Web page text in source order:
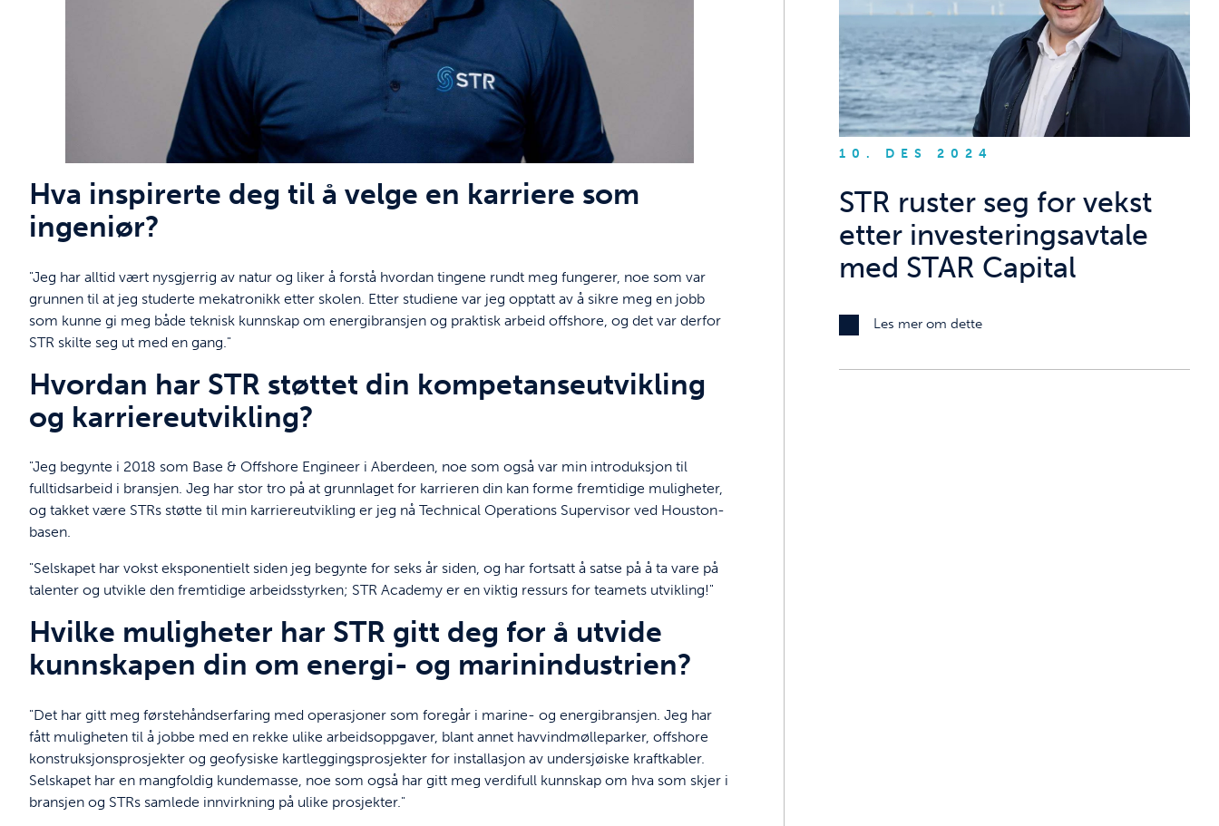
Hva inspirerte deg til å velge en karriere som
ingeniør?
"Jeg har alltid vært nysgjerrig av natur og liker å forstå hvordan tingene rundt meg fungerer, noe som var
grunnen til at jeg studerte mekatronikk etter skolen. Etter studiene var jeg opptatt av å sikre meg en jobb
som kunne gi meg både teknisk kunnskap om energibransjen og praktisk arbeid offshore, og det var derfor
STR skilte seg ut med en gang."
Hvordan har STR støttet din kompetanseutvikling
og karriereutvikling?
"Jeg begynte i 2018 som Base & Offshore Engineer i Aberdeen, noe som også var min introduksjon til
fulltidsarbeid i bransjen. Jeg har stor tro på at grunnlaget for karrieren din kan forme fremtidige muligheter,
og takket være STRs støtte til min karriereutvikling er jeg nå Technical Operations Supervisor ved Houston-
basen.
"Selskapet har vokst eksponentielt siden jeg begynte for seks år siden, og har fortsatt å satse på å ta vare på
talenter og utvikle den fremtidige arbeidsstyrken; STR Academy er en viktig ressurs for teamets utvikling!"
Hvilke muligheter har STR gitt deg for å utvide
kunnskapen din om energi- og marinindustrien?
"Det har gitt meg førstehåndserfaring med operasjoner som foregår i marine- og energibransjen. Jeg har
fått muligheten til å jobbe med en rekke ulike arbeidsoppgaver, blant annet havvindmølleparker, offshore
konstruksjonsprosjekter og geofysiske kartleggingsprosjekter for installasjon av undersjøiske kraftkabler.
Selskapet har en mangfoldig kundemasse, noe som også har gitt meg verdifull kunnskap om hva som skjer i
bransjen og STRs samlede innvirkning på ulike prosjekter."
10. DES 2024
STR ruster seg for vekst
etter investeringsavtale
med STAR Capital
Les mer om dette